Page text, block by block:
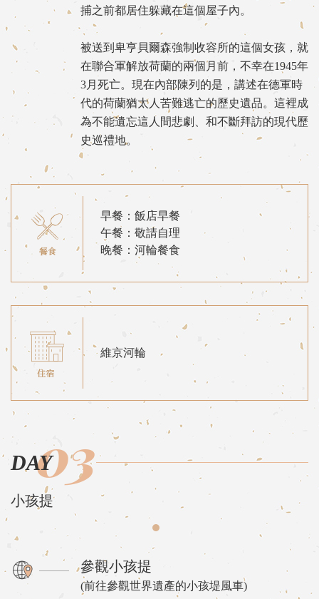
捕之前都居住躲藏在這個屋子內。
被送到卑亨貝爾森強制收容所的這個女孩，就
在聯合軍解放荷蘭的兩個月前，不幸在1945年
3月死亡。現在內部陳列的是，講述在德軍時
代的荷蘭猶太人苦難逃亡的歷史遺品。這裡成
為不能遺忘這人間悲劇、和不斷拜訪的現代歷
史巡禮地。
早餐：飯店早餐
午餐：敬請自理
晚餐：河輪餐食
維京河輪
DAY03
小孩提
參觀小孩提
(前往參觀世界遺產的小孩堤風車)